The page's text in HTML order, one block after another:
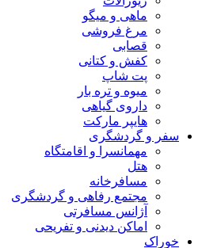
ماهی و میگو
مرغ فروشی
قصابی
کفش و کتانی
پت شاپ
میوه و تره بار
داروی گیاهی
هایپر مارکت
سفر و گردشگری
مهمانسرا و اقامتگاه
هتل
مسافرخانه
مجتمع رفاهی و گردشگری
آژانس مسافرتی
اماکن دیدنی و تفریحی
خوراک